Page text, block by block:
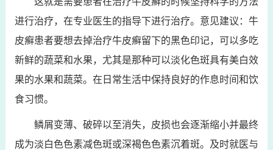
进行治疗，在专业医生的指导下进行治疗。意见建议：牛
皮癣患者要想去掉治疗牛皮癣留下的黑色印记，可以多吃
新鲜的蔬菜和水果，尤其是那种可以淡化色斑具有美白效
果的水果和蔬菜。在日常生活中保持良好的作息时间和饮
食习惯。
鳞屑变薄、破碎以至消失，皮损也会逐渐缩小并最终
成为淡白色色素减色斑或深褐色色素沉着斑。及时就医与